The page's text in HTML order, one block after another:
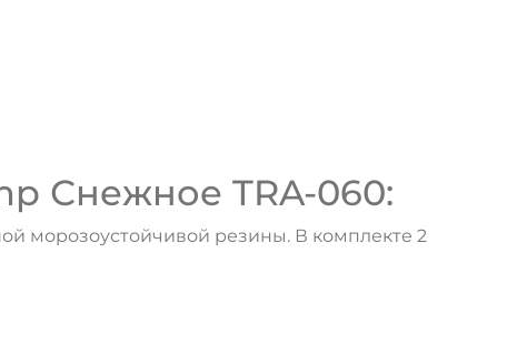
Снежное TRA-060:
морозоустойчивой резины. В комплекте 2